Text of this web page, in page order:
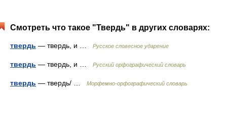
Смотреть что такое "Твердь" в других словарях:
твердь — твердь, и … Русское словесное ударение
твердь — твердь, и … Русский орфографический словарь
твердь — твердь/ … Морфемно-орфографический словарь